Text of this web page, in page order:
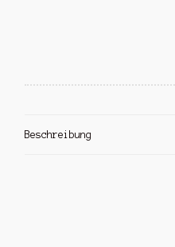
Beschreibung